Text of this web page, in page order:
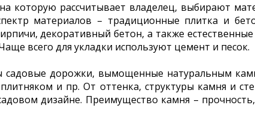
которую рассчитывает владелец, выбирают
материалов – традиционные плитка и
декоративный бетон, а также
всего для укладки используют цемент и песок.
садовые дорожки, вымощенные натуральным
и пр. От оттенка, структуры камня и
дизайне. Преимущество камня –